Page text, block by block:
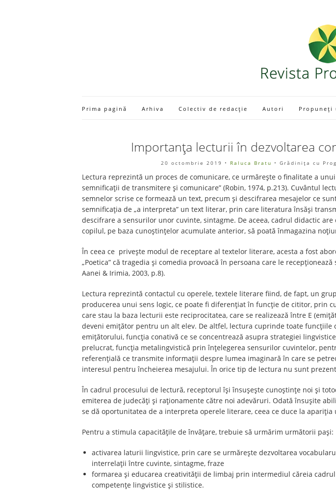
Prima pagină Arhiva Colectiv de redacție Autori Propuneți
Importanța lecturii în dezvoltarea
20 octombrie 2019 • Raluca Bratu • Grădinița cu
Lectura reprezintă un proces de comunicare, ce urmărește o finalitate a
semnificații de transmitere și comunicare” (Robin, 1974, p.213). Cuvântul
semnelor scrise ce formează un text, precum și descifrarea mesajelor ce
semnificația de „a interpreta” un text literar, prin care literatura însăși
descifrare a sensurilor unor cuvinte, sintagme. De aceea, cadrul didactic
copilul, pe baza cunoștințelor acumulate anterior, să poată înmagazina
În ceea ce privește modul de receptare al textelor literare, acesta a fost
„Poetica” că tragedia și comedia provoacă în persoana care le
Aanei & Irimia, 2003, p.8).
Lectura reprezintă contactul cu operele, textele literare fiind, de fapt, un
producerea unui sens logic, ce poate fi diferențiat în funcție de cititor, prin
care stau la baza lecturii este reciprocitatea, care se realizează între E
deveni emițător pentru un alt elev. De altfel, lectura cuprinde toate
emițătorului, funcția conativă ce se concentrează asupra strategiei
prelucrat, funcția metalingvistică prin înțelegerea sensurilor cuvintelor,
referențială ce transmite informații despre lumea imaginară în care se
interesul pentru încheierea mesajului. În orice tip de lectura nu sunt
În cadrul procesului de lectură, receptorul își însușește cunoștințe noi și
emiterea de judecăți și raționamente către noi adevăruri. Odată însușite
se dă oportunitatea de a interpreta operele literare, ceea ce duce la
Pentru a stimula capacitățile de învățare, trebuie să urmărim următorii pași:
activarea laturii lingvistice, prin care se urmărește dezvoltarea
interrelații între cuvinte, sintagme, fraze
formarea și educarea creativității de limbaj prin intermediul căreia
competențe lingvistice și stilistice.